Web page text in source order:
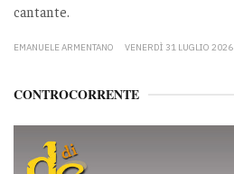
cantante.
EMANUELE ARMENTANO VENERDÌ 31 LUGLIO 2026
CONTROCORRENTE